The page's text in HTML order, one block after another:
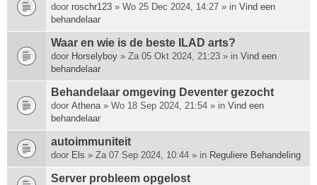
door roschr123 » Wo 25 Dec 2024, 14:27 » in Vind een
behandelaar
Waar en wie is de beste ILAD arts?
door Horselyboy » Za 05 Okt 2024, 21:23 » in Vind een
behandelaar
Behandelaar omgeving Deventer gezocht
door Athena » Wo 18 Sep 2024, 21:54 » in Vind een
behandelaar
autoimmuniteit
door Els » Za 07 Sep 2024, 10:44 » in Reguliere Behandeling
Server probleem opgelost